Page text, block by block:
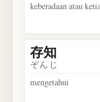
keberadaan atau
存知
ぞんじ
mengetahui